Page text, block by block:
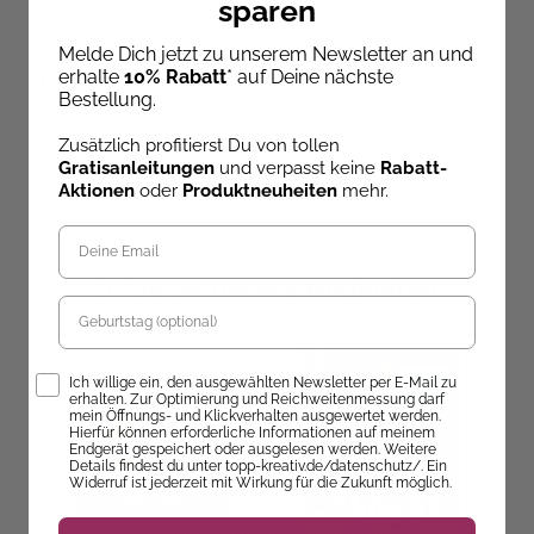
Sofort Lieferbar
14,99 €
Räumliches Denken
Sofort Lieferbar
10,99 €
Entdecke unsere Neuheiten!
sparen
Melde Dich jetzt zu unserem Newsletter an und
erhalte 10% Rabatt* auf Deine nächste
Bestellung.
Zusätzlich profitierst Du von tollen
Gratisanleitungen und verpasst keine Rabatt-
Aktionen oder Produktneuheiten mehr.
Geburtstag
Opt-InIch willige ein, den ausgewählten Newsletter per E-Mail zu
erhalten. Zur Optimierung und Reichweitenmessung darf
mein Öffnungs- und Klickverhalten ausgewertet werden.
Hierfür können erforderliche Informationen auf meinem
Endgerät gespeichert oder ausgelesen werden. Weitere
Details findest du unter topp-kreativ.de/datenschutz/. Ein
Widerruf ist jederzeit mit Wirkung für die Zukunft möglich.